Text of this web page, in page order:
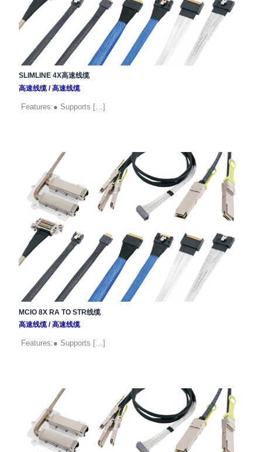
SLIMLINE 4X高速线缆
高速线缆/高速线缆
Features:● Supports […]
MCIO 8X RA TO STR线缆
高速线缆/高速线缆
Features:● Supports […]